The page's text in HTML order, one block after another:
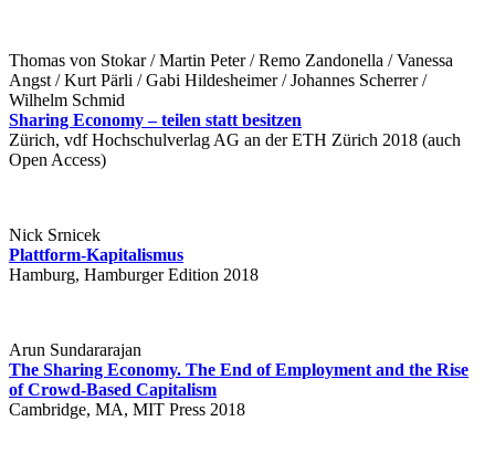
Thomas von Stokar / Martin Peter / Remo Zandonella / Vanessa
Angst / Kurt Pärli / Gabi Hildesheimer / Johannes Scherrer /
Wilhelm Schmid
Sharing Economy – teilen statt besitzen
Zürich, vdf Hochschulverlag AG an der ETH Zürich 2018 (auch
Open Access)
Nick Srnicek
Plattform-Kapitalismus
Hamburg, Hamburger Edition 2018
Arun Sundararajan
The Sharing Economy. The End of Employment and the Rise
of Crowd-Based Capitalism
Cambridge, MA, MIT Press 2018